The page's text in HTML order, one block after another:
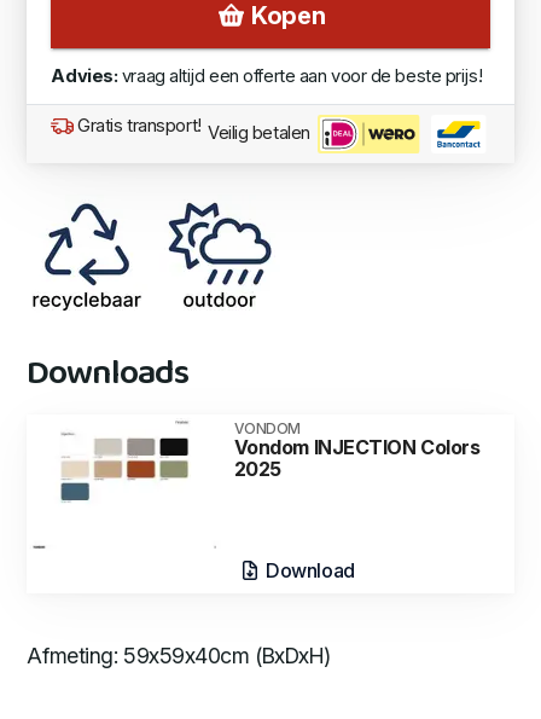
Kopen
Advies: vraag altijd een offerte aan voor de beste prijs!
Gratis transport! Veilig betalen
Downloads
VONDOM
Vondom INJECTION Colors
2025
Download
Afmeting: 59x59x40cm (BxDxH)